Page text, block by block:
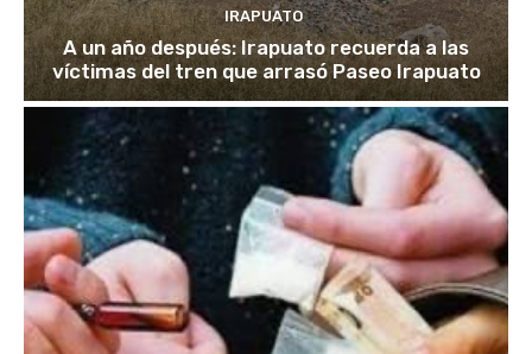
IRAPUATO
A un año después: Irapuato recuerda a las
víctimas del tren que arrasó Paseo Irapuato